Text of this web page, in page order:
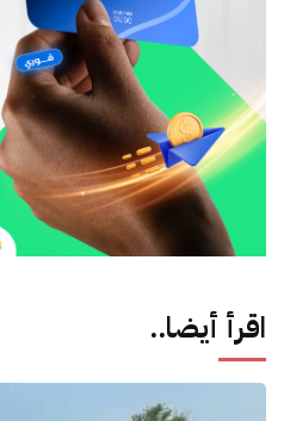
اقرأ أيضا..